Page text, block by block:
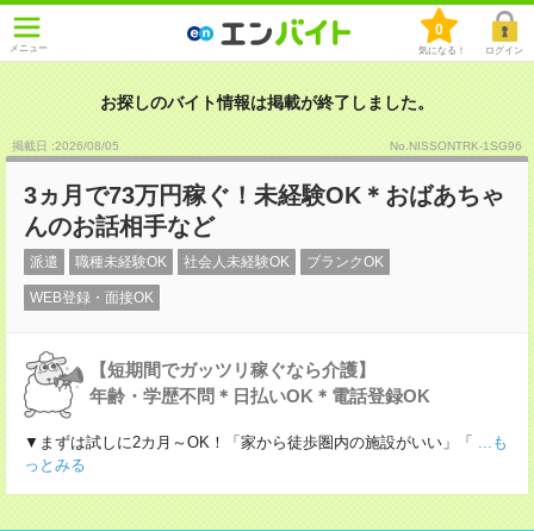
メニュー
0
気になる！ ログイン
お探しのバイト情報は掲載が終了しました。
掲載日 :2026/08/05 No.NISSONTRK-1SG96
3ヵ月で73万円稼ぐ！未経験OK＊おばあちゃ
んのお話相手など
派遣 職種未経験OK 社会人未経験OK ブランクOK
WEB登録・面接OK
【短期間でガッツリ稼ぐなら介護】
年齢・学歴不問＊日払いOK＊電話登録OK
▼まずは試しに2カ月～OK！「家から徒歩圏内の施設がいい」「 ...も
っとみる